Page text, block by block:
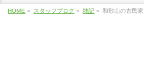
HOME » スタッフブログ » 雑記 » 和歌山の古民